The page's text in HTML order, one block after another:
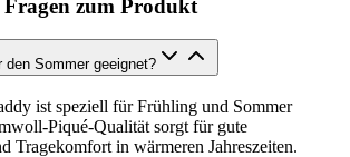
Fragen zum Produkt
den Sommer geeignet?
ist speziell für Frühling und Sommer
Piqué-Qualität sorgt für gute
Tragekomfort in wärmeren Jahreszeiten.